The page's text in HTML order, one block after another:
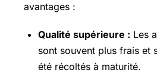
avantages :
Qualité supérieure : Les
sont souvent plus frais et
été récoltés à maturité.